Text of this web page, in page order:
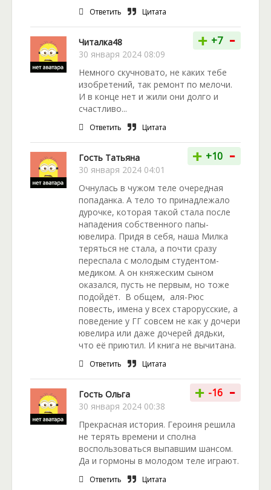
Ответить Цитата
Читалка48
30 января 2024 08:09
+ +7 -
Немного скучновато, не каких тебе
изобретений, так ремонт по мелочи.
И в конце нет и жили они долго и
счастливо...
Ответить Цитата
Гость Татьяна
30 января 2024 04:01
+ +10 -
Очнулась в чужом теле очередная
попаданка. А тело то принадлежало
дурочке, которая такой стала после
нападения собственного папы-
ювелира. Придя в себя, наша Милка
теряться не стала, а почти сразу
переспала с молодым студентом-
медиком. А он княжеским сыном
оказался, пусть не первым, но тоже
подойдёт. В общем, аля-Рюс
повесть, имена у всех старорусские, а
поведение у ГГ совсем не как у дочери
ювелира или даже дочерей дядьки,
что её приютил. И книга не вычитана.
Ответить Цитата
Гость Ольга
30 января 2024 00:38
+ -16 -
Прекрасная история. Героиня решила
не терять времени и сполна
воспользоваться выпавшим шансом.
Да и гормоны в молодом теле играют.
Ответить Цитата